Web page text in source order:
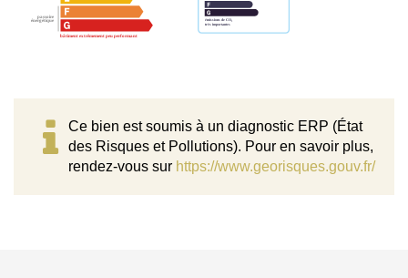
Ce bien est soumis à un diagnostic ERP (État
des Risques et Pollutions). Pour en savoir plus,
rendez-vous sur https://www.georisques.gouv.fr/